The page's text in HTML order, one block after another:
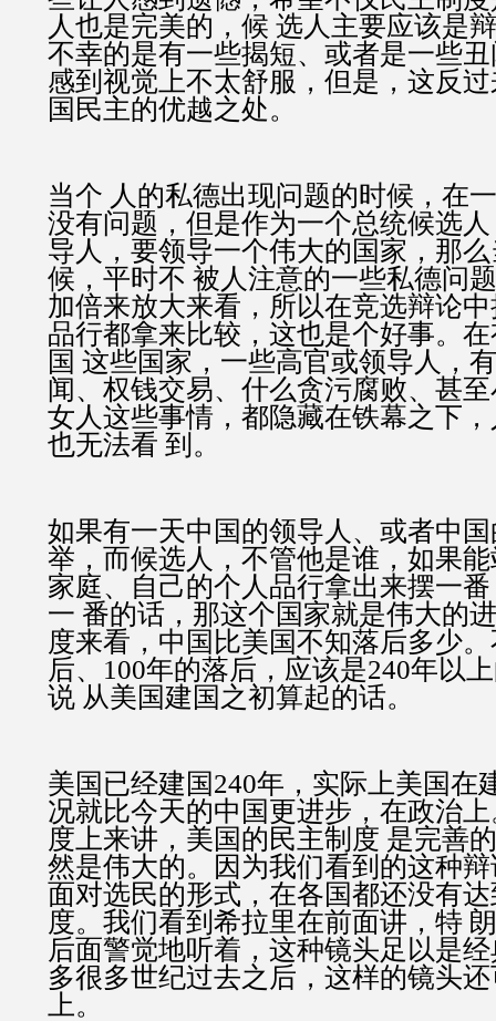
人也是完美的，候 选人主要应该是
不幸的是有一些揭短、或者是一些
感到视觉上不太舒服，但是，这反
国民主的优越之处。
当个 人的私德出现问题的时候，在
没有问题，但是作为一个总统候选
导人，要领导一个伟大的国家，那
候，平时不 被人注意的一些私德问
加倍来放大来看，所以在竞选辩论
品行都拿来比较，这也是个好事。
国 这些国家，一些高官或领导人，
闻、权钱交易、什么贪污腐败、甚
女人这些事情，都隐藏在铁幕之下
也无法看 到。
如果有一天中国的领导人、或者中
举，而候选人，不管他是谁，如果
家庭、自己的个人品行拿出来摆一
一 番的话，那这个国家就是伟大的
度来看，中国比美国不知落后多少
后、100年的落后，应该是240年以
说 从美国建国之初算起的话。
美国已经建国240年，实际上美国在
况就比今天的中国更进步，在政治
度上来讲，美国的民主制度 是完善
然是伟大的。因为我们看到的这种
面对选民的形式，在各国都还没有
度。我们看到希拉里在前面讲，特
后面警觉地听着，这种镜头足以是
多很多世纪过去之后，这样的镜头
上。